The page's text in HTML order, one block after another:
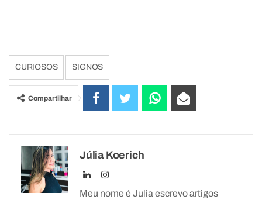
CURIOSOS SIGNOS
Compartilhar
Júlia Koerich
Meu nome é Julia escrevo artigos